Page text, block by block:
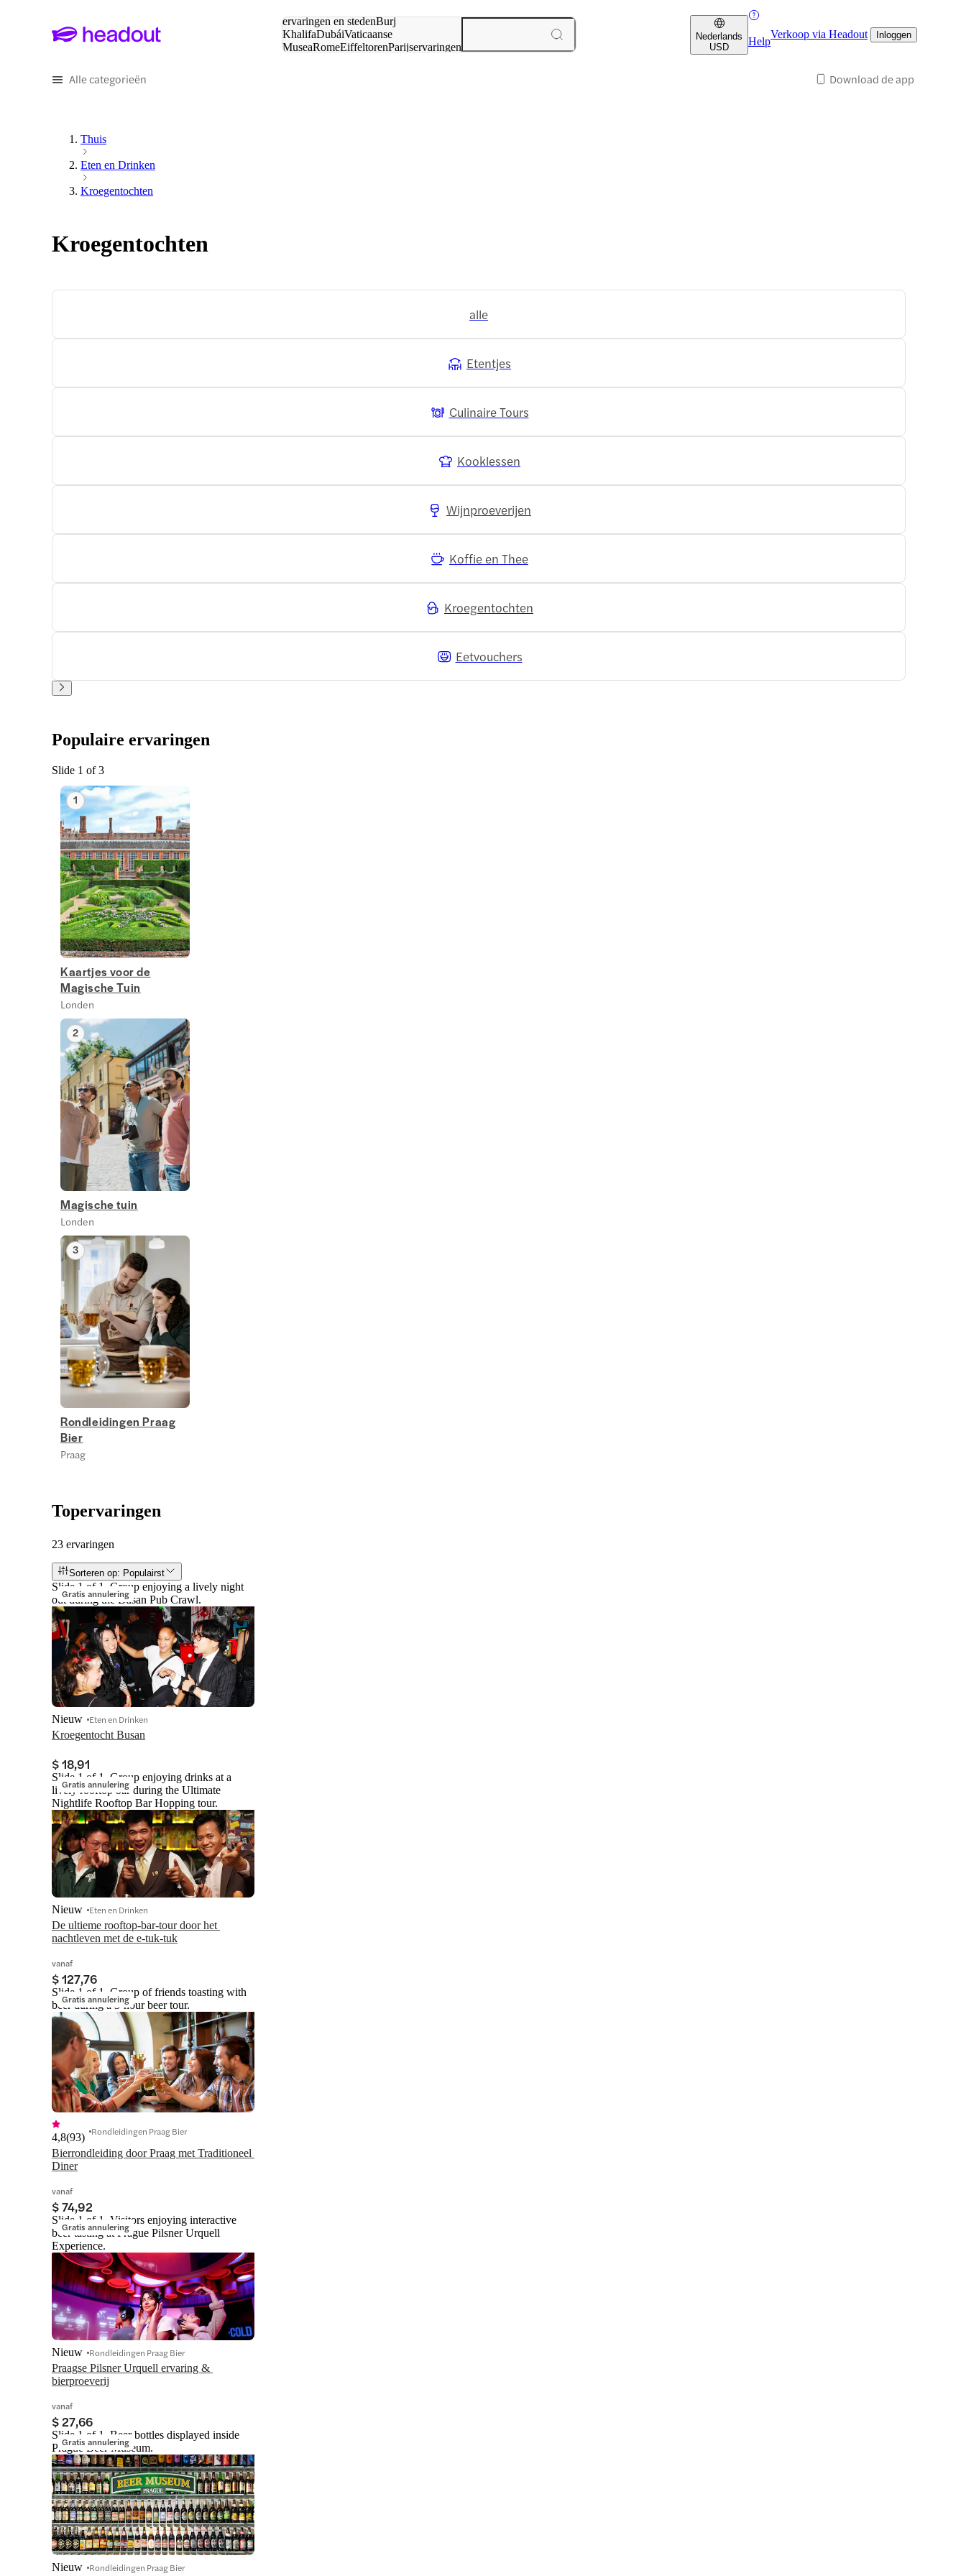
ervaringen en stedenBurj
KhalifaDubáiVaticaanse
MuseaRomeEiffeltorenParijservaringen
Nederlands
USD
Help
Verkoop via Headout Inloggen
Alle categorieën Download de app
Thuis
Eten en Drinken
Kroegentochten
Kroegentochten
alle
Etentjes
Culinaire Tours
Kooklessen
Wijnproeverijen
Koffie en Thee
Kroegentochten
Eetvouchers
Populaire ervaringen
Slide 1 of 3
1
Kaartjes voor de
Magische Tuin
Londen
2
Magische tuin
Londen
3
Rondleidingen Praag
Bier
Praag
Topervaringen
23 ervaringen
Sorteren op: Populairst
Gratis annulering
Slide 1 of 1, Group enjoying a lively night
out during the Busan Pub Crawl.
Kroegentocht Busan
Nieuw Eten en Drinken
$ 18,91
Gratis annulering
Slide 1 of 1, Group enjoying drinks at a
lively rooftop bar during the Ultimate
Nightlife Rooftop Bar Hopping tour.
De ultieme rooftop-bar-tour door het
nachtleven met de e-tuk-tuk
Nieuw Eten en Drinken
vanaf
$ 127,76
Gratis annulering
Slide 1 of 1, Group of friends toasting with
beer during a 3-hour beer tour.
Bierrondleiding door Praag met Traditioneel
Diner
4,8(93) Rondleidingen Praag Bier
vanaf
$ 74,92
Gratis annulering
Slide 1 of 1, Visitors enjoying interactive
beer tasting at Prague Pilsner Urquell
Experience.
Praagse Pilsner Urquell ervaring &
bierproeverij
Nieuw Rondleidingen Praag Bier
vanaf
$ 27,66
Gratis annulering
Slide 1 of 1, Beer bottles displayed inside
Prague Beer Museum.
Nieuw Rondleidingen Praag Bier